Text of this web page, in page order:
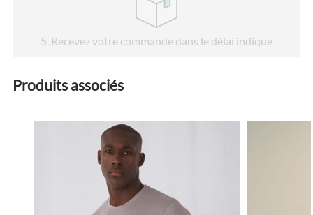
5. Recevez votre commande dans le délai indiqué
Produits associés